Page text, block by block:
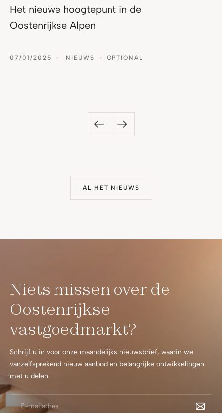
Het nieuwe hoogtepunt in de
Oostenrijkse Alpen
07/01/2025 NIEUWS OPTIONAL
AL HET NIEUWS
Niets missen over de
Oostenrijkse
vastgoedmarkt?
Schrijf u in voor onze maandelijks nieuwsbrief, waarin we
vanzelfsprekend nieuw aanbod en belangrijke ontwikkelingen
met u delen.